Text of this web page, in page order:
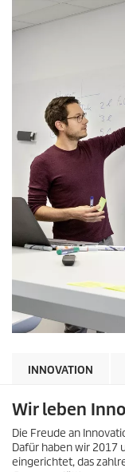
INNOVATION
Wir leben
Die Freude an
Dafür haben wir 2017
eingerichtet, das